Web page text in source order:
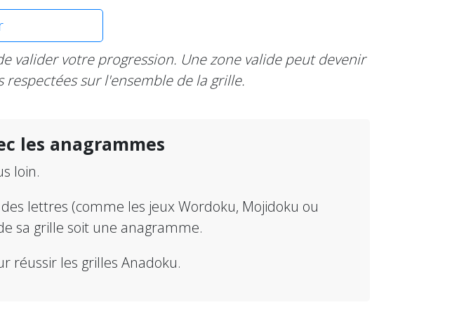
valider votre progression. Une zone valide peut devenir
sur l'ensemble de la grille.
les anagrammes
loin.
lettres (comme les jeux Wordoku, Mojidoku ou
sa grille soit une anagramme.
réussir les grilles Anadoku.